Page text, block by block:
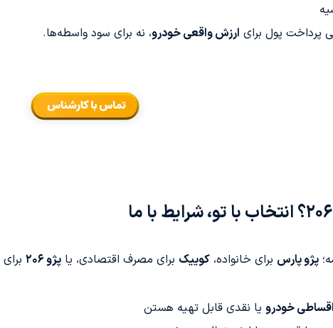
پرداخت پول برای ارزش واقعی خودرو، نه برای سود واسطه‌ها.
پژو پارس برای خانواده، کوییک برای مصرف اقتصادی، یا پژو ۲۰۶
خودرو یا نقدی قابل تهیه هستن